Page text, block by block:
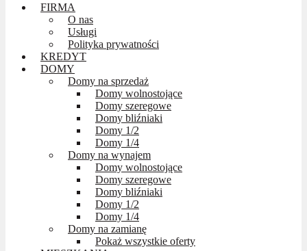
FIRMA
O nas
Usługi
Polityka prywatności
KREDYT
DOMY
Domy na sprzedaż
Domy wolnostojące
Domy szeregowe
Domy bliźniaki
Domy 1/2
Domy 1/4
Domy na wynajem
Domy wolnostojące
Domy szeregowe
Domy bliźniaki
Domy 1/2
Domy 1/4
Domy na zamianę
Pokaż wszystkie oferty